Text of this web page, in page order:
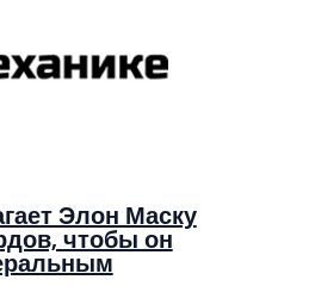
Элон Маску
чтобы он